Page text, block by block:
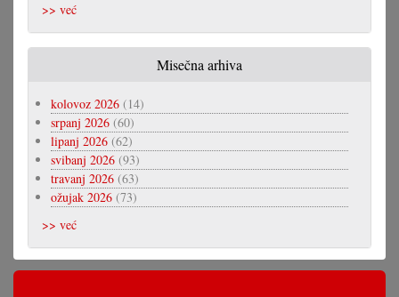
>> već
Misečna arhiva
kolovoz 2026 (14)
srpanj 2026 (60)
lipanj 2026 (62)
svibanj 2026 (93)
travanj 2026 (63)
ožujak 2026 (73)
>> već